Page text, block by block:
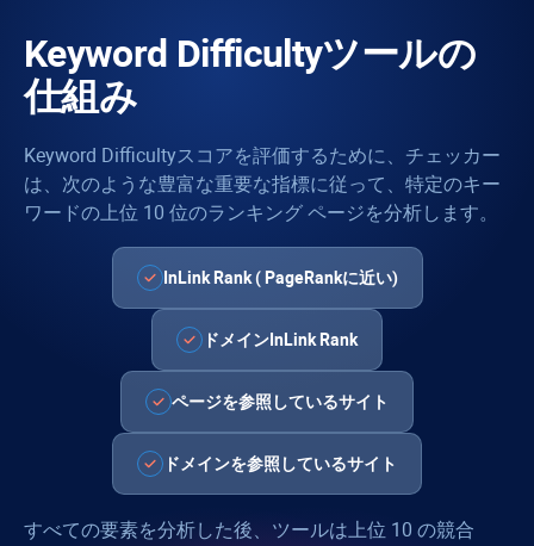
Keyword Difficultyツールの
仕組み
Keyword Difficultyスコアを評価するために、チェッカー
は、次のような豊富な重要な指標に従って、特定のキー
ワードの上位 10 位のランキング ページを分析します。
InLink Rank( PageRankに近い)
ドメイン InLink Rank
ページを参照しているサイト
ドメインを参照しているサイト
すべての要素を分析した後、ツールは上位 10 の競合